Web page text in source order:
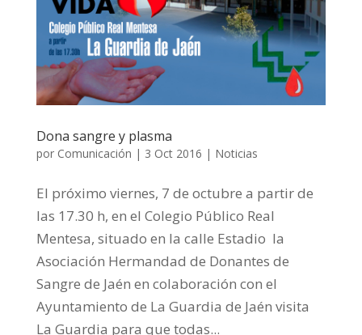
Dona sangre y plasma
por Comunicación | 3 Oct 2016 | Noticias
El próximo viernes, 7 de octubre a partir de
las 17.30 h, en el Colegio Público Real
Mentesa, situado en la calle Estadio la
Asociación Hermandad de Donantes de
Sangre de Jaén en colaboración con el
Ayuntamiento de La Guardia de Jaén visita
La Guardia para que todas...